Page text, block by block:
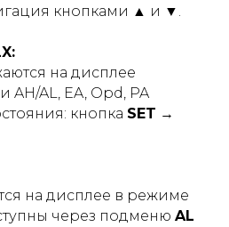
кнопками ▲ и ▼ .
на дисплее
AL, EA, Opd, PA
кнопка SET →
на дисплее в режиме
через подменю AL